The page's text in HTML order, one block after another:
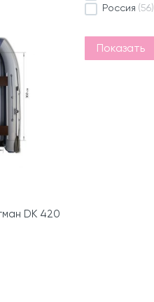
DK 420
Россия (56)
Показать